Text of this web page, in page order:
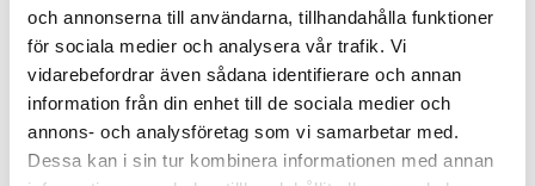
och annonserna till användarna, tillhandahålla funktioner
för sociala medier och analysera vår trafik. Vi
vidarebefordrar även sådana identifierare och annan
information från din enhet till de sociala medier och
annons- och analysföretag som vi samarbetar med.
Dessa kan i sin tur kombinera informationen med annan
495
Antal